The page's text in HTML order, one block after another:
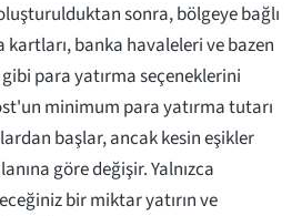
sonra, bölgeye bağlı
banka havaleleri ve bazen
para yatırma seçeneklerini
minimum para yatırma tutarı
başlar, ancak kesin eşikler
göre değişir. Yalnızca
bir miktar yatırın ve